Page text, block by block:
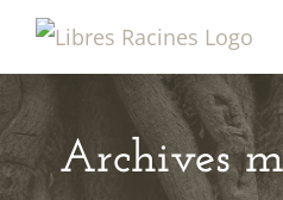
Passer
contenu
Archives